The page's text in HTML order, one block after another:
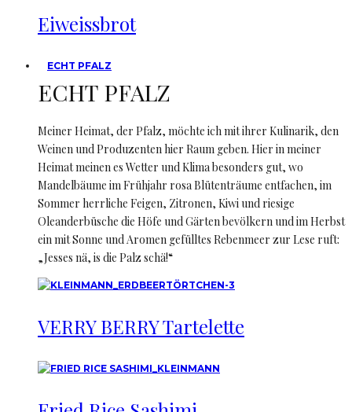
Eiweissbrot
ECHT PFALZ
ECHT PFALZ
Meiner Heimat, der Pfalz, möchte ich mit ihrer Kulinarik, den
Weinen und Produzenten hier Raum geben. Hier in meiner
Heimat meinen es Wetter und Klima besonders gut, wo
Mandelbäume im Frühjahr rosa Blütenträume entfachen, im
Sommer herrliche Feigen, Zitronen, Kiwi und riesige
Oleanderbüsche die Höfe und Gärten bevölkern und im Herbst
ein mit Sonne und Aromen gefülltes Rebenmeer zur Lese ruft:
„Jesses nä, is die Palz schä!“
VERRY BERRY Tartelette